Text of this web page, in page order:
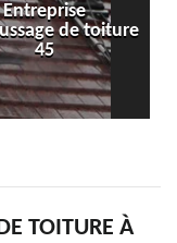
toiture 45
TOITURE À